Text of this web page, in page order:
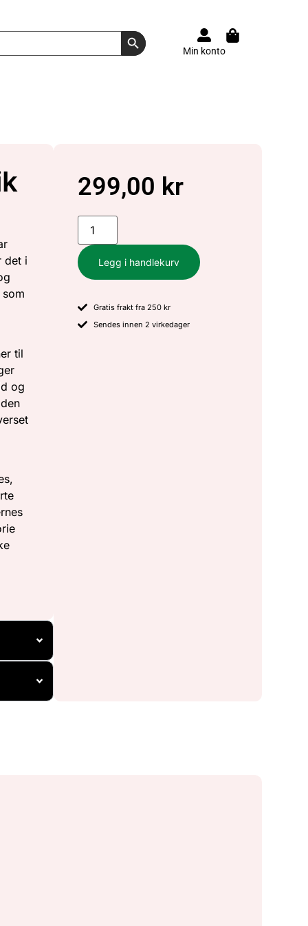
Search Button
Min konto
det i
til
og
299,00 kr
Legg i handlekurv
Gratis frakt fra 250 kr
Sendes innen 2 virkedager